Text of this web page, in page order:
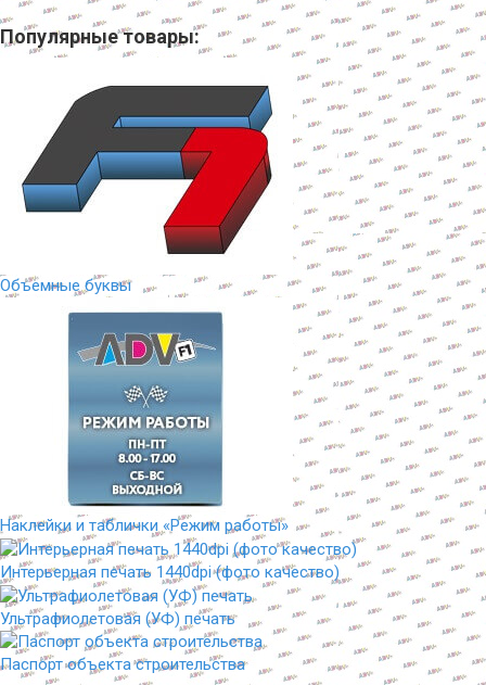
Популярные товары:
Объемные буквы
Наклейки и таблички «Режим работы»
Интерьерная печать 1440dpi (фото качество)
Ультрафиолетовая (УФ) печать
Паспорт объекта строительства